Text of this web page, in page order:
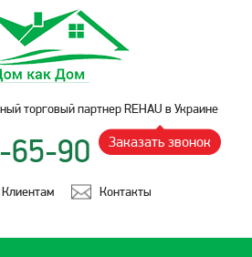
торговый партнер REHAU в Украине
65-90 Заказать звонок
Клиентам Контакты